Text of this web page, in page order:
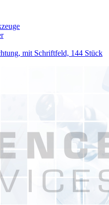
mit Schriftfeld, 144 Stück